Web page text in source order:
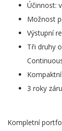
Účinnost:
Možnost
Výstupní
Tři druhy
3 roky
Kompletní